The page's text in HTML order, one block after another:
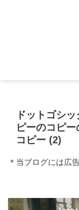
ドットゴシ
ピーのコピ
コピー (2)
＊当ブログには広